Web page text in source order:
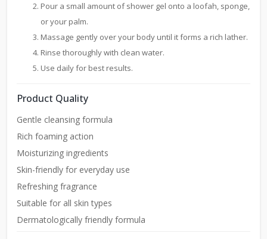
Pour a small amount of shower gel onto a loofah, sponge,
or your palm.
Massage gently over your body until it forms a rich lather.
Rinse thoroughly with clean water.
Use daily for best results.
Product Quality
Gentle cleansing formula
Rich foaming action
Moisturizing ingredients
Skin-friendly for everyday use
Refreshing fragrance
Suitable for all skin types
Dermatologically friendly formula